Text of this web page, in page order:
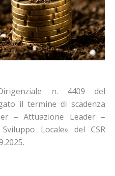
n. 4409 del
il termine di scadenza
– Attuazione Leader –
Locale» del CSR